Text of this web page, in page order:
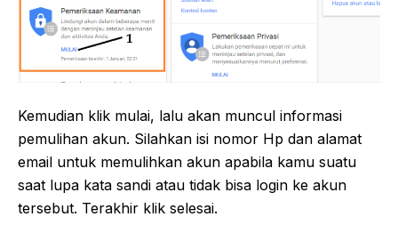
Kemudian klik mulai, lalu akan muncul informasi
pemulihan akun. Silahkan isi nomor Hp dan alamat
email untuk memulihkan akun apabila kamu suatu
saat lupa kata sandi atau tidak bisa login ke akun
tersebut. Terakhir klik selesai.